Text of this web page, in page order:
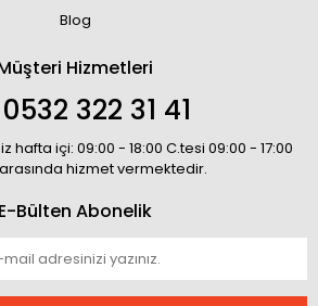
Blog
Hizmetleri
0532 322 31 41
hafta içi: 09:00 - 18:00 C.tesi 09:00 - 17:00
hizmet vermektedir.
E-Bülten Abonelik